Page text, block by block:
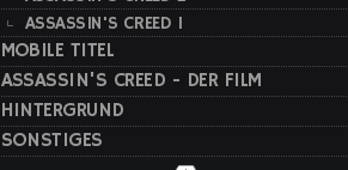
ASSASSIN'S CREED 1
MOBILE TITEL
ASSASSIN'S CREED - DER FILM
HINTERGRUND
SONSTIGES